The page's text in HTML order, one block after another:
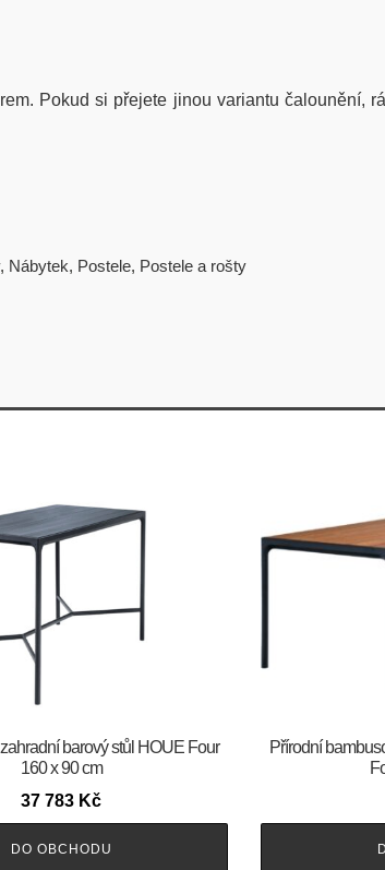
Pokud si přejete jinou variantu čalounění,
, Nábytek, Postele, Postele a rošty
barový stůl HOUE Four
160 x 90 cm
37 783 Kč
DO OBCHODU
Přírodní